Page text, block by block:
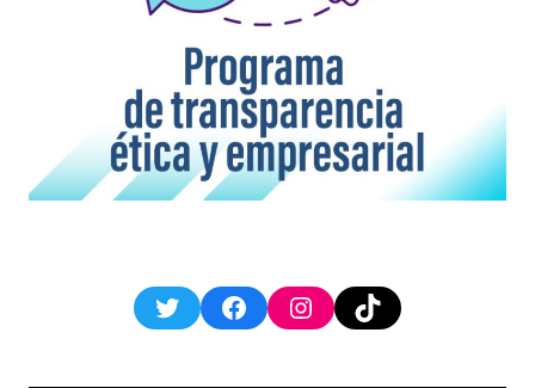
TwitterFacebookInstagram
TikTok